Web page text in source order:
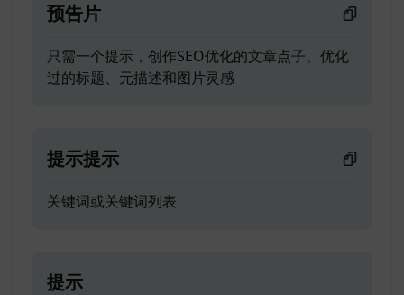
预告片
只需一个提示，创作SEO优化的文章点子。优化
过的标题、元描述和图片灵感
提示提示
关键词或关键词列表
提示